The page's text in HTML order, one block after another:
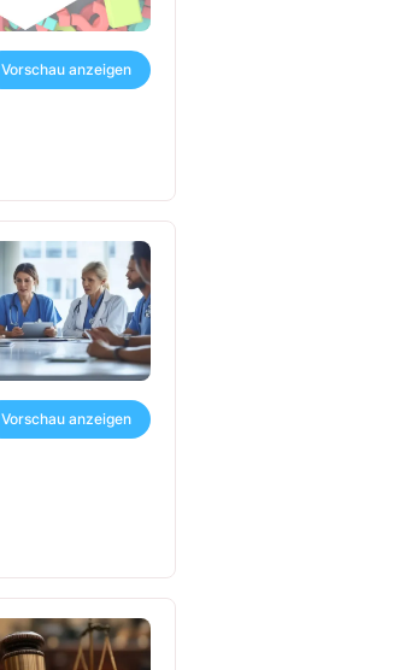
Vorschau anzeigen
Vorschau anzeigen